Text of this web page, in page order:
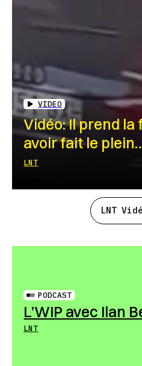
VIDEO
Vidéo: Il prend la
avoir fait le
LNT
LNT
PODCAST
L’WIP avec Ilan
LNT